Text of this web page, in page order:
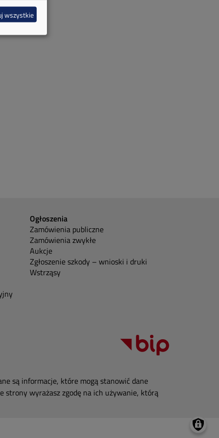
Ogłoszenia
Zamówienia publiczne
Zamówienia zwykłe
Aukcje
Zgłoszenie szkody – wnioski i druki
Wstrząsy
są informacje, które mogą stanowić dane
strony wyrażasz zgodę na ich używanie, którą
wszystkie